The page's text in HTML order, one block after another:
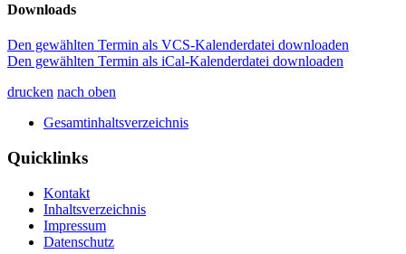
Downloads
Den gewählten Termin als VCS-Kalenderdatei downloaden
Den gewählten Termin als iCal-Kalenderdatei downloaden
drucken nach oben
Gesamtinhaltsverzeichnis
Quicklinks
Kontakt
Inhaltsverzeichnis
Impressum
Datenschutz